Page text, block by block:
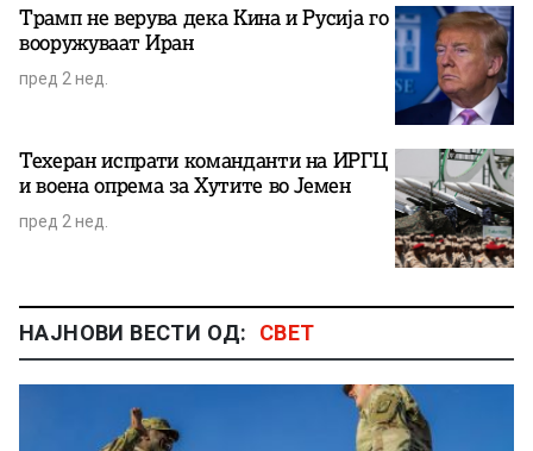
Трамп не верува дека Кина и Русија го
вооружуваат Иран
пред 2 нед.
Техеран испрати команданти на ИРГЦ
и воена опрема за Хутите во Јемен
пред 2 нед.
НАЈНОВИ ВЕСТИ ОД: СВЕТ